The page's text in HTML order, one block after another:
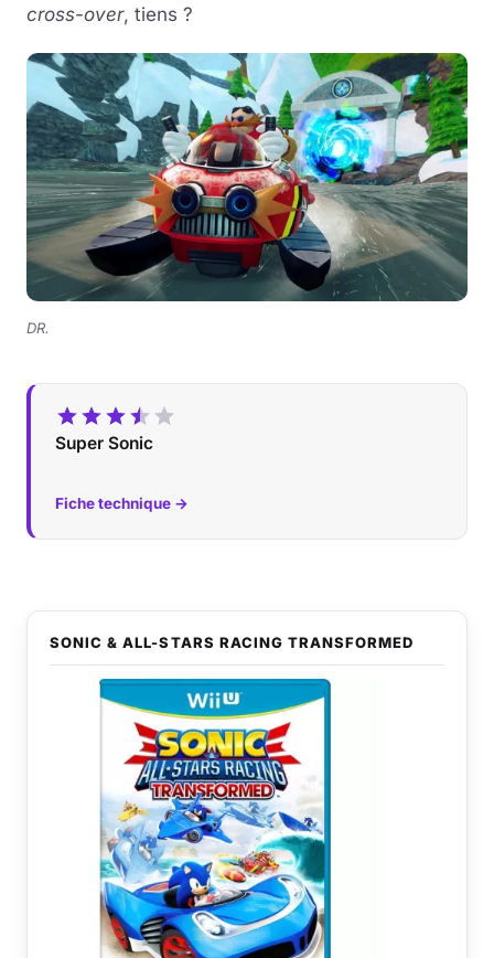
cross-over, tiens ?
DR.
Super Sonic
Fiche technique →
SONIC & ALL-STARS RACING TRANSFORMED